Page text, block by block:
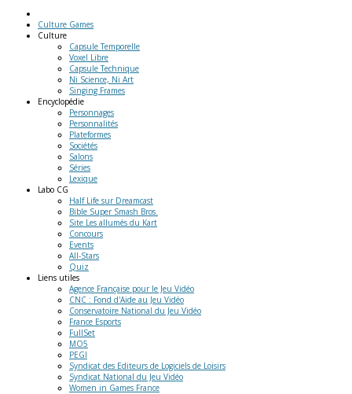
Culture Games
Culture
Capsule Temporelle
Voxel Libre
Capsule Technique
Ni Science, Ni Art
Singing Frames
Encyclopédie
Personnages
Personnalités
Plateformes
Sociétés
Salons
Séries
Lexique
Labo CG
Half Life sur Dreamcast
Bible Super Smash Bros.
Site Les allumés du Kart
Concours
Events
All-Stars
Quiz
Liens utiles
Agence Française pour le Jeu Vidéo
CNC : Fond d'Aide au Jeu Vidéo
Conservatoire National du Jeu Vidéo
France Esports
FullSet
MO5
PEGI
Syndicat des Editeurs de Logiciels de Loisirs
Syndicat National du Jeu Vidéo
Women in Games France